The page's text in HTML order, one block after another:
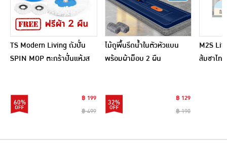
TS Modern Living ถังปั่น
SPIN MOP ตะกร้าปั่นแห้งส
60%
฿ 199
฿ 499
ไม้ถูพื้นรีดน้ำในตัวหัวแบน
พร้อมผ้าม็อบ 2 ผืน
32%
฿ 129
฿ 190
M2S
ส้มชาไท